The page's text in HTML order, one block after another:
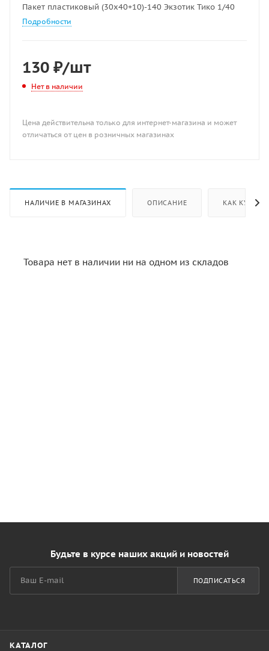
Пакет пластиковый (30х40+10)-140 Экзотик Тико 1/40
Подробности
130 ₽/шт
Нет в наличии
Цена действительна только для интернет-магазина и может
отличаться от цен в розничных магазинах
НАЛИЧИЕ В МАГАЗИНАХ ОПИСАНИЕ КАК КУПИТЬ
Товара нет в наличии ни на одном из складов
Будьте в курсе наших акций и новостей
ПОДПИСАТЬСЯ
КАТАЛОГ